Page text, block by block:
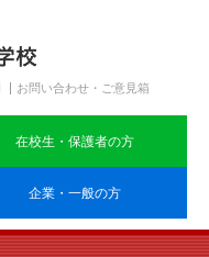
お問い合わせ・ご意見箱
在校生・保護者の方
企業・一般の方